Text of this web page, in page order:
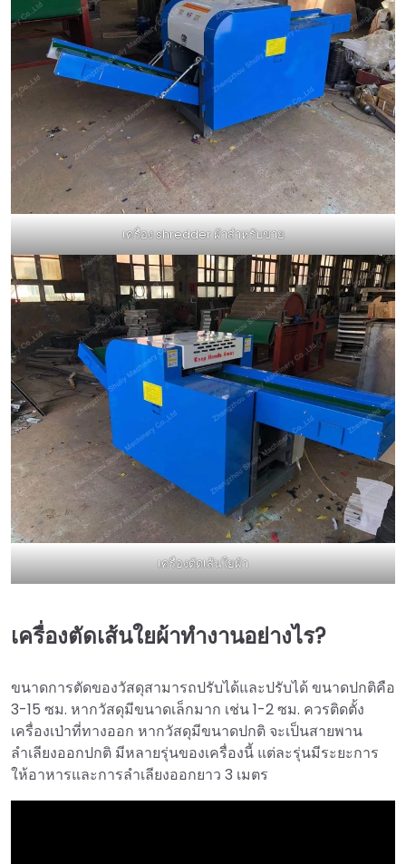
เครื่อง shredder ผ้าสำหรับขาย
เครื่องตัดเส้นใยผ้า
เครื่องตัดเส้นใยผ้าทำงานอย่างไร?
ขนาดการตัดของวัสดุสามารถปรับได้และปรับได้ ขนาดปกติคือ
3-15 ซม. หากวัสดุมีขนาดเล็กมาก เช่น 1-2 ซม. ควรติดตั้ง
เครื่องเป่าที่ทางออก หากวัสดุมีขนาดปกติ จะเป็นสายพาน
ลำเลียงออกปกติ มีหลายรุ่นของเครื่องนี้ แต่ละรุ่นมีระยะการ
ให้อาหารและการลำเลียงออกยาว 3 เมตร